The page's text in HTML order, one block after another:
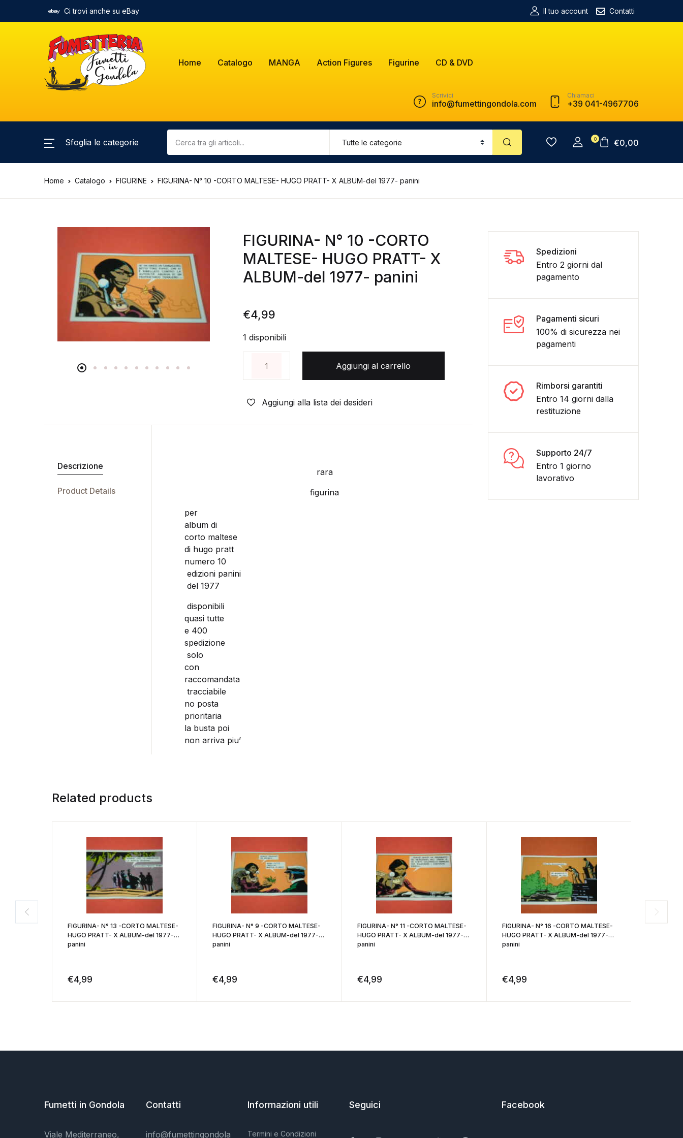
Ci trovi anche su eBay Il tuo account Contatti
Home Catalogo MANGA Action Figures Figurine CD & DVD
Scrivici
info@fumettingondola.com
Chiamaci
+39 041-4967706
Sfoglia le categorie 0 €0,00
Home Catalogo FIGURINE FIGURINA- N° 10 -CORTO MALTESE- HUGO PRATT- X ALBUM-del 1977- panini
FIGURINA- N° 10 -CORTO
MALTESE- HUGO PRATT- X
ALBUM-del 1977- panini
€4,99
1 disponibili
Aggiungi al carrello
Aggiungi alla lista dei desideri
Descrizione
Product Details
rara
figurina
per
album di
corto maltese
di hugo pratt
numero 10
edizioni panini
del 1977
disponibili
quasi tutte
e 400
spedizione
solo
con
raccomandata
tracciabile
no posta
prioritaria
la busta poi
non arriva piu’
Spedizioni
Entro 2 giorni dal
pagamento
Pagamenti sicuri
100% di sicurezza nei
pagamenti
Rimborsi garantiti
Entro 14 giorni dalla
restituzione
Supporto 24/7
Entro 1 giorno
lavorativo
Related products
FIGURINA- N° 13 -CORTO MALTESE-
HUGO PRATT- X ALBUM-del 1977-
panini
€4,99
FIGURINA- N° 9 -CORTO MALTESE-
HUGO PRATT- X ALBUM-del 1977-
panini
€4,99
FIGURINA- N° 11 -CORTO MALTESE-
HUGO PRATT- X ALBUM-del 1977-
panini
€4,99
FIGURINA- N° 16 -CORTO MALTESE-
HUGO PRATT- X ALBUM-del 1977-
panini
€4,99
Fumetti in Gondola
Viale Mediterraneo,
Contatti
info@fumettingondola
Informazioni utili
Termini e Condizioni
Seguici Facebook